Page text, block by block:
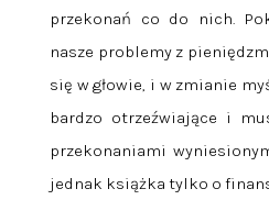
przekonań co do nich.
nasze problemy z
się w głowie, i w zmianie
bardzo otrzeźwiające i
przekonaniami
jednak książka tylko o